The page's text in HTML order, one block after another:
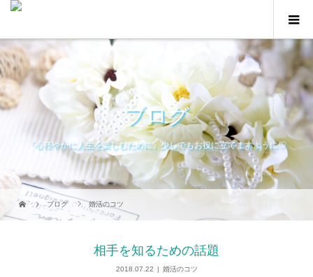
ブログ
『心軽やかに人生を楽しむために』少しでもお役に立てますように♡
ブログ 婚活のコツ
相手を知るための話題
2018.07.22 婚活のコツ